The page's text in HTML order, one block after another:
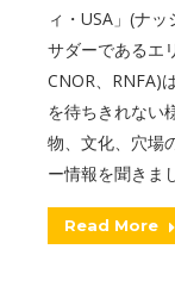
ィ・USA」(ナ
サダーであるエ
CNOR、RNFA)
を待ちきれない
物、文化、穴場
ー情報を聞きま
Read More